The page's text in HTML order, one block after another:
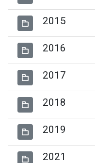
2015
2016
2017
2018
2019
2021